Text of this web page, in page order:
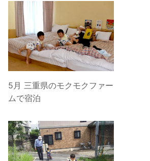
5月 三重県のモクモクファー
ムで宿泊